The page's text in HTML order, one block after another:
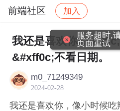
前端社区 加入
社区 前端社区 感慨
我还是喜欢你
&#xff0c;不看日期。
m0_71249349
2024-02-28
我还是喜欢你，像小时候吃
服务超时,
页面重试